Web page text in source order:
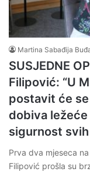
Martina Sabađija
SUSJEDNE
Filipović: “U
postavit će
dobiva
sigurnost
Prva dva mjeseca
Filipović prošla su